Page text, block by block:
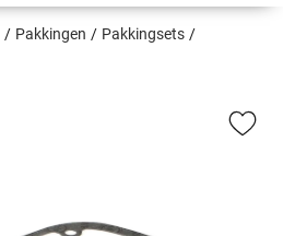
Pakkingen
Pakkingsets